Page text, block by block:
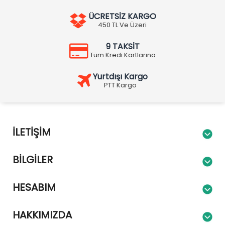
ÜCRETSİZ KARGO
450 TL Ve Üzeri
9 TAKSİT
Tüm Kredi Kartlarına
Yurtdışı Kargo
PTT Kargo
İLETIŞIM
BILGILER
HESABIM
HAKKIMIZDA